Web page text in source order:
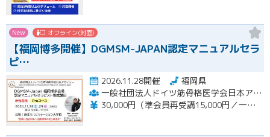
New オフライン(対面)
【福岡博多開催】DGMSM-JAPAN認定マニュアルセラ
ピ…
2026.11.28開催
福岡県
一般社団法人ドイツ筋骨格医学会日本アカデミー（DGMSM-JAPAN）福岡博多会場
30,000円（準会員再受講15,000円／一般会員13,000円）